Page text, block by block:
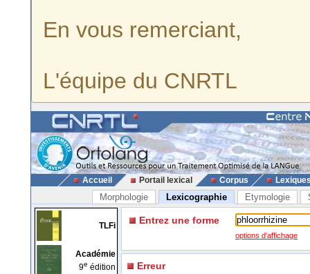
En vous remerciant,
L'équipe du CNRTL
Accueil Portail lexical Corpus
Morphologie Lexicographie Etymologie
TLFi
Académie
9e édition
Entrez une forme
options d'affichage
Erreur